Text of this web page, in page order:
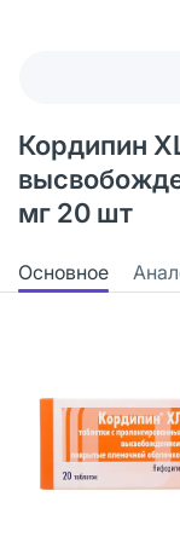
Кордипин
мг 20 шт
Основное